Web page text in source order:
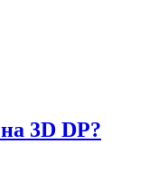
3D DP?